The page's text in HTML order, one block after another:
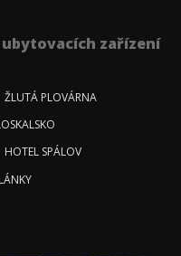
zařízení
ŽLUTÁ PLOVÁRNA
HOTEL SPÁLOV